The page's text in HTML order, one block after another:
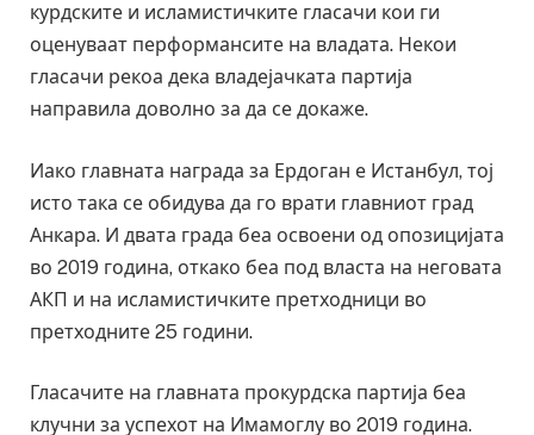
курдските и исламистичките гласачи кои ги
оценуваат перформансите на владата. Некои
гласачи рекоа дека владејачката партија
направила доволно за да се докаже.
Иако главната награда за Ердоган е Истанбул, тој
исто така се обидува да го врати главниот град
Анкара. И двата града беа освоени од опозицијата
во 2019 година, откако беа под власта на неговата
АКП и на исламистичките претходници во
претходните 25 години.
Гласачите на главната прокурдска партија беа
клучни за успехот на Имамоглу во 2019 година.